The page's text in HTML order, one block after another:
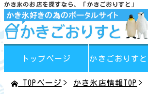
かき氷のお店を探すなら、 「かきごおりすと」
トップページ かきごおりすと
TOPページ かき氷店情報TOP